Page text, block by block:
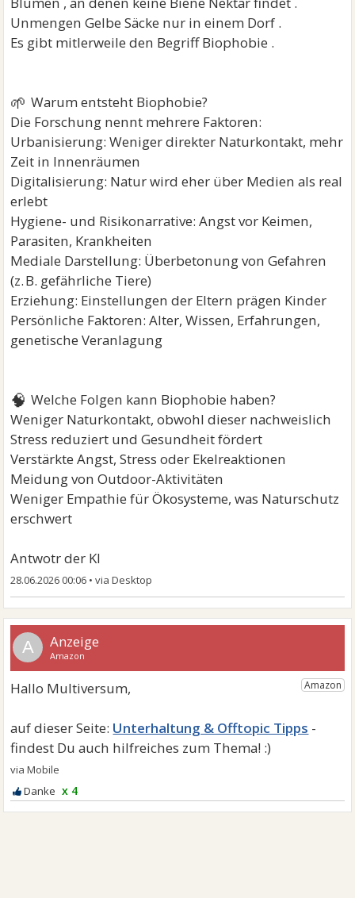
Unmengen Gelbe Säcke nur in einem Dorf .
Es gibt mitlerweile den Begriff Biophobie .
🌱 Warum entsteht Biophobie?
Die Forschung nennt mehrere Faktoren:
Urbanisierung: Weniger direkter Naturkontakt, mehr
Zeit in Innenräumen
Digitalisierung: Natur wird eher über Medien als real
erlebt
Hygiene- und Risikonarrative: Angst vor Keimen,
Parasiten, Krankheiten
Mediale Darstellung: Überbetonung von Gefahren
(z. B. gefährliche Tiere)
Erziehung: Einstellungen der Eltern prägen Kinder
Persönliche Faktoren: Alter, Wissen, Erfahrungen,
genetische Veranlagung
🧠 Welche Folgen kann Biophobie haben?
Weniger Naturkontakt, obwohl dieser nachweislich
Stress reduziert und Gesundheit fördert
Verstärkte Angst, Stress oder Ekelreaktionen
Meidung von Outdoor-Aktivitäten
Weniger Empathie für Ökosysteme, was Naturschutz
erschwert
Antwotr der KI
28.06.2026 00:06 •
A
Unterhaltung & Offtopic Tipps
x 4